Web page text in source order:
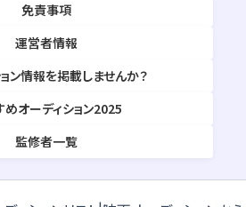
免責事項
運営者情報
ン情報を掲載しませんか？
めオーディション2025
監修者一覧